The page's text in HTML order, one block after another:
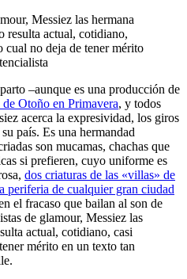
Messiez las hermana
resulta actual, cotidiano,
cual no deja de tener mérito
–aunque es una producción de
Otoño en Primavera, y todos
acerca la expresividad, los giros
país. Es una hermandad
son mucamas, chachas que
si prefieren, cuyo uniforme es
dos criaturas de las «villas» de
periferia de cualquier gran ciudad
el fracaso que bailan al son de
de glamour, Messiez las
actual, cotidiano, casi
mérito en un texto tan